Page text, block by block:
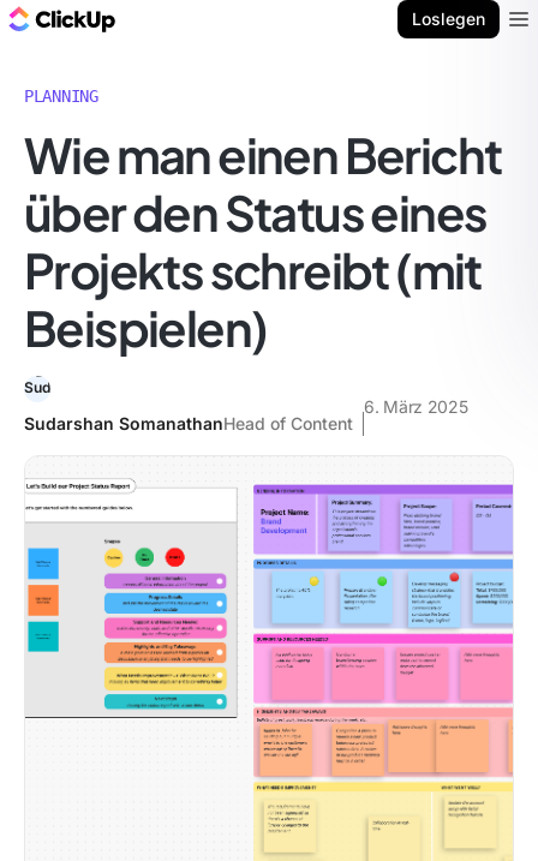
Loslegen
PLANNING
Wie man einen Bericht
über den Status eines
Projekts schreibt (mit
Beispielen)
Sudarshan SomanathanHead of Content
6. März 2025